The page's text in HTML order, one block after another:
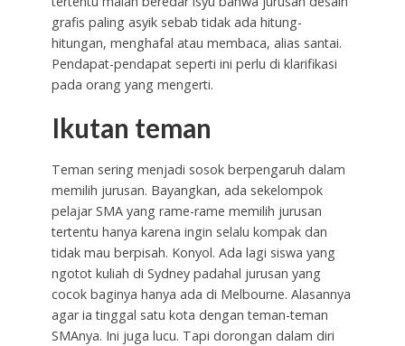
grafis paling asyik sebab tidak ada hitung-
hitungan, menghafal atau membaca, alias santai.
Pendapat-pendapat seperti ini perlu di klarifikasi
pada orang yang mengerti.
Ikutan teman
Teman sering menjadi sosok berpengaruh dalam
memilih jurusan. Bayangkan, ada sekelompok
pelajar SMA yang rame-rame memilih jurusan
tertentu hanya karena ingin selalu kompak dan
tidak mau berpisah. Konyol. Ada lagi siswa yang
ngotot kuliah di Sydney padahal jurusan yang
cocok baginya hanya ada di Melbourne. Alasannya
agar ia tinggal satu kota dengan teman-teman
SMAnya. Ini juga lucu. Tapi dorongan dalam diri